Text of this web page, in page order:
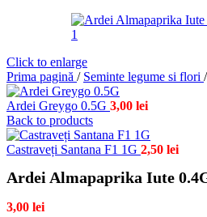
Click to enlarge
Prima pagină / Seminte legume si flori /
Ardei Greygo 0.5G 3,00 lei
Back to products
Castraveți Santana F1 1G 2,50 lei
Ardei Almapaprika Iute
3,00 lei